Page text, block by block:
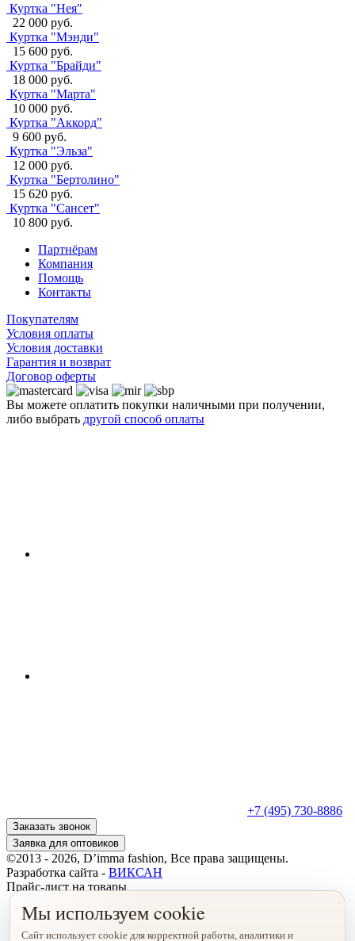
Куртка "Нея"
22 000 руб.
Куртка "Мэнди"
15 600 руб.
Куртка "Брайди"
18 000 руб.
Куртка "Марта"
10 000 руб.
Куртка "Аккорд"
9 600 руб.
Куртка "Эльза"
12 000 руб.
Куртка "Бертолино"
15 620 руб.
Куртка "Сансет"
10 800 руб.
Партнёрам
Компания
Помощь
Контакты
Покупателям
Условия оплаты
Условия доставки
Гарантия и возврат
Договор оферты
Вы можете оплатить покупки наличными при получении,
либо выбрать другой способ оплаты
+7 (495) 730-8886
Заказать звонок
Заявка для оптовиков
©2013 - 2026, D’imma fashion, Все права защищены.
Разработка сайта - ВИКСАН
Прайс-лист на товары
Мы используем cookie
Сайт использует cookie для корректной работы, аналитики и